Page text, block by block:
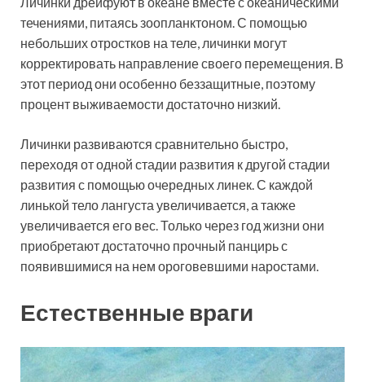
течениями, питаясь зоопланктоном. С помощью
небольших отростков на теле, личинки могут
корректировать направление своего перемещения. В
этот период они особенно беззащитные, поэтому
процент выживаемости достаточно низкий.
Личинки развиваются сравнительно быстро,
переходя от одной стадии развития к другой стадии
развития с помощью очередных линек. С каждой
линькой тело лангуста увеличивается, а также
увеличивается его вес. Только через год жизни они
приобретают достаточно прочный панцирь с
появившимися на нем ороговевшими наростами.
Естественные враги